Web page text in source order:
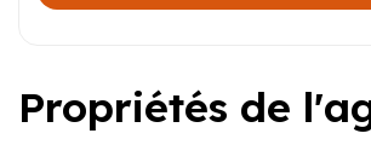
Propriétés de